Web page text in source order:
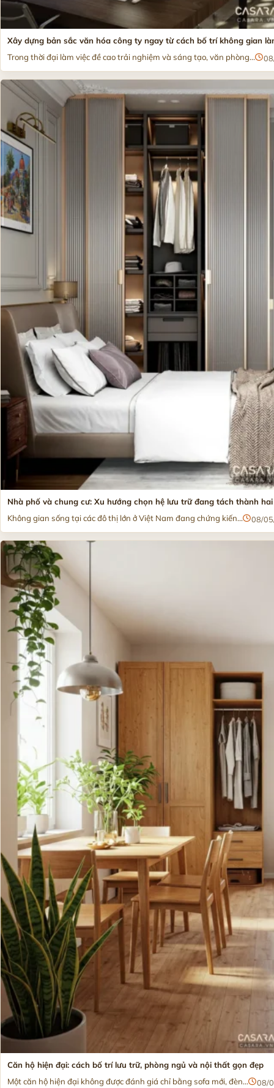
Xây dựng bản sắc văn hóa công ty ngay từ cách bố trí không gian
Trong thời đại làm việc đề cao trải nghiệm và sáng tạo, văn phòng...
Nhà phố và chung cư: Xu hướng chọn hệ lưu trữ đang tách thành
Không gian sống tại các đô thị lớn ở Việt Nam đang chứng kiến...
08/
Căn hộ hiện đại: cách bố trí lưu trữ, phòng ngủ và nội thất gọn đẹp
Một căn hộ hiện đại không được đánh giá chỉ bằng sofa mới, đèn...
08/